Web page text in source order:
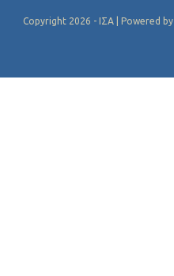
Copyright 2026 - ΙΣΑ | Powered by